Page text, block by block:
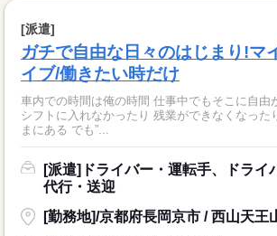
[派遣]
ガチで自由な日々のはじまり!マ
イブ/働きたい時だけ
車内での時間は俺の時間 仕事中でもそこに自由
シフトに入れなかったり 残業ができなくなった
まにある でも”...
[派遣]ドライバー・運転手、ドライ
代行・送迎
[勤務地]/京都府長岡京市 / 西山天王